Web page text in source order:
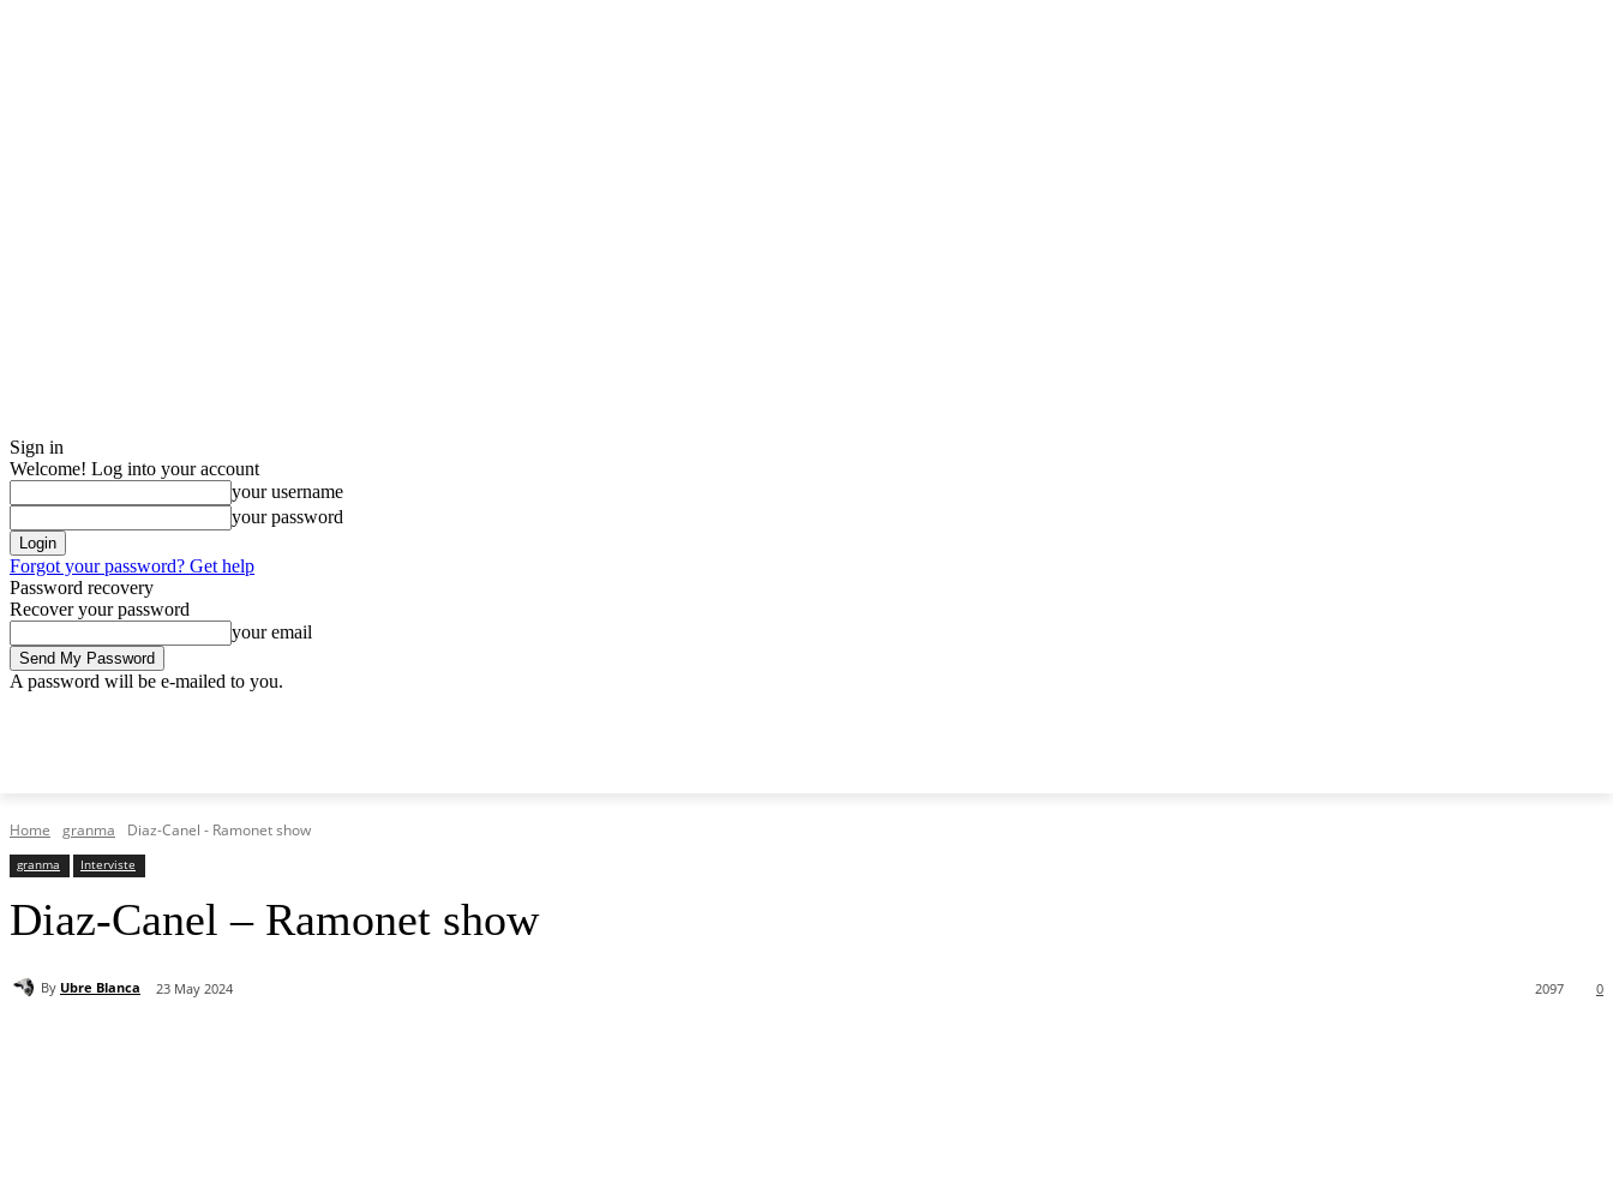
Sign in
Welcome! Log into your account
your username
your password
Forgot your password? Get help
Password recovery
Recover your password
your email
A password will be e-mailed to you.
Home granma Diaz-Canel - Ramonet show
granma Interviste
Diaz-Canel – Ramonet show
By Ubre Blanca 23 May 2024 0
2097